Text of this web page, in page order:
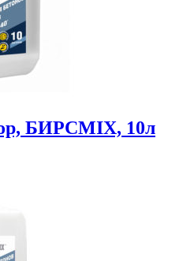
БИРСMIX, 10л